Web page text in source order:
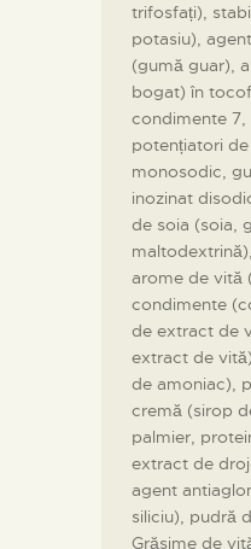
trifosfați),
potasiu),
(gumă guar),
bogat) în
condimente 7,
potențiatori
monosodic,
inozinat
de soia (soia,
arome de vită
condimente
de extract de
extract de
de amoniac),
cremă (sirop
palmier,
extract de
agent
siliciu), pudră
Grăsime de